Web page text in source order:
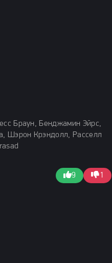
Браун, Бенджамин Эйрс,
Шэрон Крэндолл, Расселл
9 1